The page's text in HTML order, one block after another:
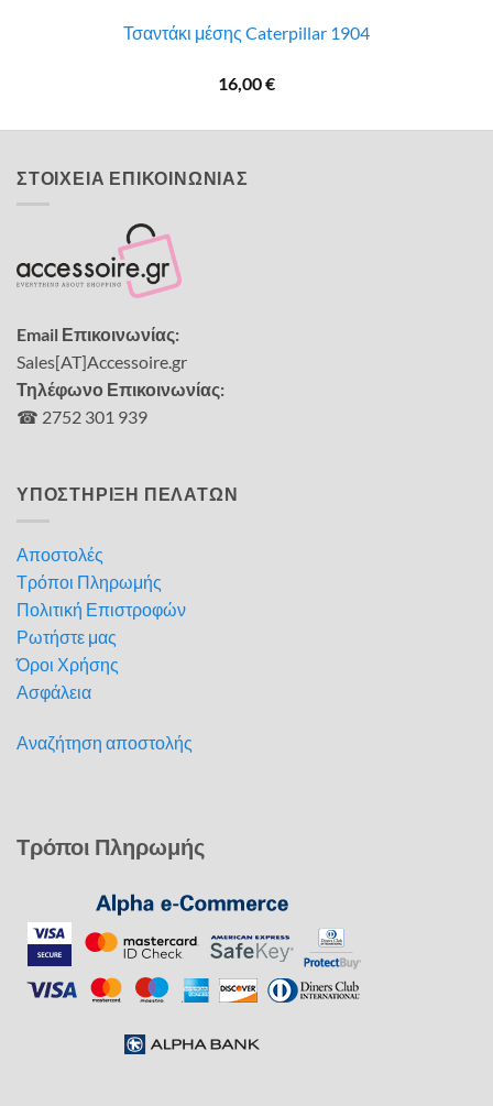
Τσαντάκι μέσης Caterpillar 1904
16,00€
ΣΤΟΙΧΕΙΑ ΕΠΙΚΟΙΝΩΝΙΑΣ
Email Επικοινωνίας:
Sales[AT]Accessoire.gr
Τηλέφωνο Επικοινωνίας:
☎ 2752 301 939
ΥΠΟΣΤΗΡΙΞΗ ΠΕΛΑΤΩΝ
Αποστολές
Τρόποι Πληρωμής
Πολιτική Επιστροφών
Ρωτήστε μας
Όροι Χρήσης
Ασφάλεια
Αναζήτηση αποστολής
Τρόποι Πληρωμής